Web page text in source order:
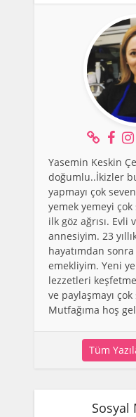
Yasemin Keskin
doğumlu..İkizler
yapmayı çok
yemek yemeyi
ilk göz ağrısı.
annesiyim. 23
hayatımdan
emekliyim. Yeni
lezzetleri
ve paylaşmayı
Mutfağıma hoş
Tüm
Sosyal